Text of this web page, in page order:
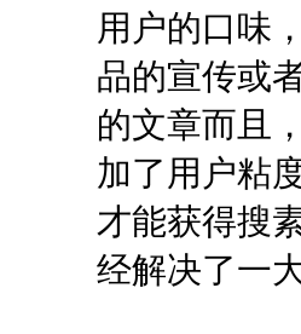
用户的口味
品的宣传或
的文章而且
加了用户粘
才能获得搜
经解决了一大